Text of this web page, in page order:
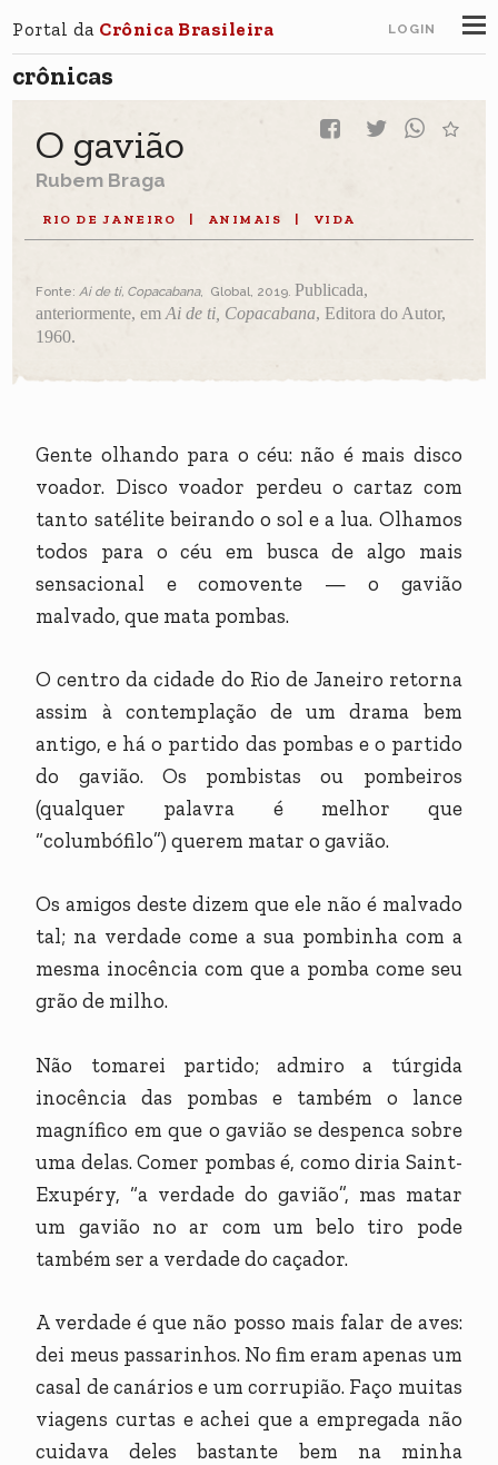
Portal da Crônica Brasileira LOGIN
crônicas
O gavião
Rubem Braga
RIO DE JANEIRO ANIMAIS VIDA
Fonte:Ai de ti, Copacabana, Global, 2019. Publicada,
anteriormente, em Ai de ti, Copacabana, Editora do Autor,
1960.
Gente olhando para o céu: não é mais disco
voador. Disco voador perdeu o cartaz com
tanto satélite beirando o sol e a lua. Olhamos
todos para o céu em busca de algo mais
sensacional e comovente — o gavião
malvado, que mata pombas.
O centro da cidade do Rio de Janeiro retorna
assim à contemplação de um drama bem
antigo, e há o partido das pombas e o partido
do gavião. Os pombistas ou pombeiros
(qualquer palavra é melhor que
“columbófilo”) querem matar o gavião.
Os amigos deste dizem que ele não é malvado
tal; na verdade come a sua pombinha com a
mesma inocência com que a pomba come seu
grão de milho.
Não tomarei partido; admiro a túrgida
inocência das pombas e também o lance
magnífico em que o gavião se despenca sobre
uma delas. Comer pombas é, como diria Saint-
Exupéry, “a verdade do gavião”, mas matar
um gavião no ar com um belo tiro pode
também ser a verdade do caçador.
A verdade é que não posso mais falar de aves:
dei meus passarinhos. No fim eram apenas um
casal de canários e um corrupião. Faço muitas
viagens curtas e achei que a empregada não
cuidava deles bastante bem na minha